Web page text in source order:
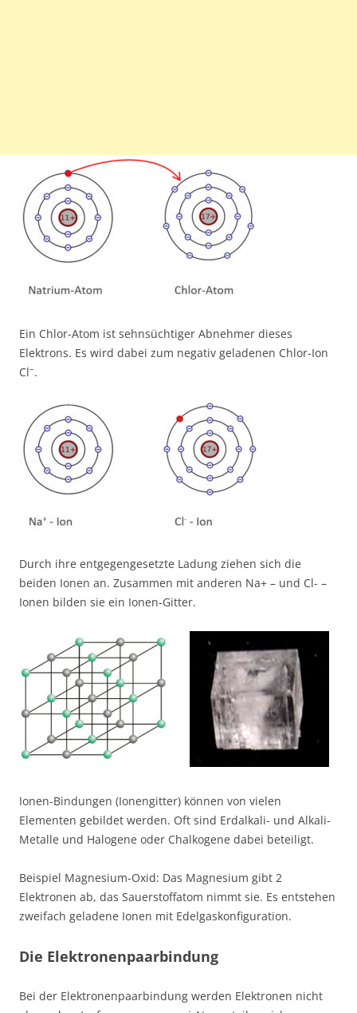
Ein Chlor-Atom ist sehnsüchtiger Abnehmer dieses
Elektrons. Es wird dabei zum negativ geladenen Chlor-Ion
Cl–.
Durch ihre entgegengesetzte Ladung ziehen sich die
beiden Ionen an. Zusammen mit anderen Na+ – und Cl- –
Ionen bilden sie ein Ionen-Gitter.
Ionen-Bindungen (Ionengitter) können von vielen
Elementen gebildet werden. Oft sind Erdalkali- und Alkali-
Metalle und Halogene oder Chalkogene dabei beteiligt.
Beispiel Magnesium-Oxid: Das Magnesium gibt 2
Elektronen ab, das Sauerstoffatom nimmt sie. Es entstehen
zweifach geladene Ionen mit Edelgaskonfiguration.
Die Elektronenpaarbindung
Bei der Elektronenpaarbindung werden Elektronen nicht